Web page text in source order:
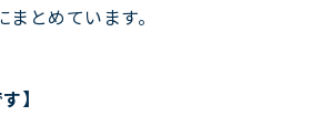
とめています。
】